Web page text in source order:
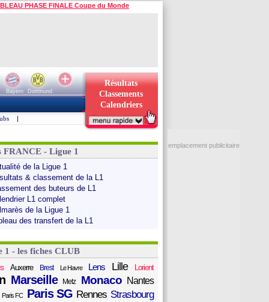
PHASE FINALE Coupe du Monde
Bayern
Dortmund
Résultats
Classements
Calendriers
|
FRANCE - Ligue 1
de la Ligue 1
& classement de la L1
des buteurs de L1
L1 complet
de la Ligue 1
des transfert de la L1
1 - les fiches CLUB
Auxerre Brest Le Havre Lens Lille Lorient
Marseille Metz Monaco Nantes
Paris FC Paris SG Rennes Strasbourg
emplacement publicitaire